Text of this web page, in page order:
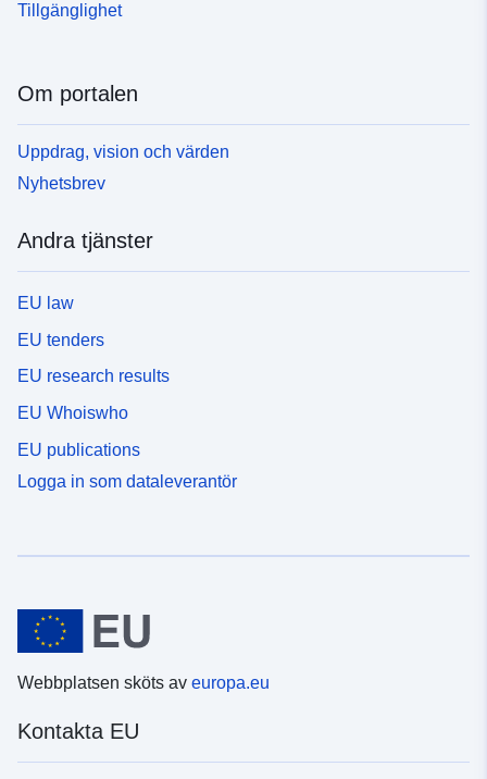
Tillgänglighet
Om portalen
Uppdrag, vision och värden
Nyhetsbrev
Andra tjänster
EU law
EU tenders
EU research results
EU Whoiswho
EU publications
Logga in som dataleverantör
Webbplatsen sköts av europa.eu
Kontakta EU